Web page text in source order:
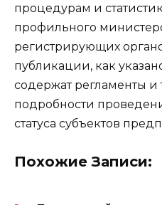
процедурам и
профильного
регистрирующих
публикации, как
содержат регламенты и
подробности
статуса субъектов
Похожие Записи: